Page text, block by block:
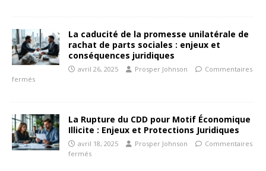
La caducité de la promesse unilatérale de
rachat de parts sociales : enjeux et
conséquences juridiques
avril 26, 2025 Prosper Johnson
Commentaires
fermés
La Rupture du CDD pour Motif Économique
Illicite : Enjeux et Protections Juridiques
avril 18, 2025 Prosper Johnson
Commentaires
fermés